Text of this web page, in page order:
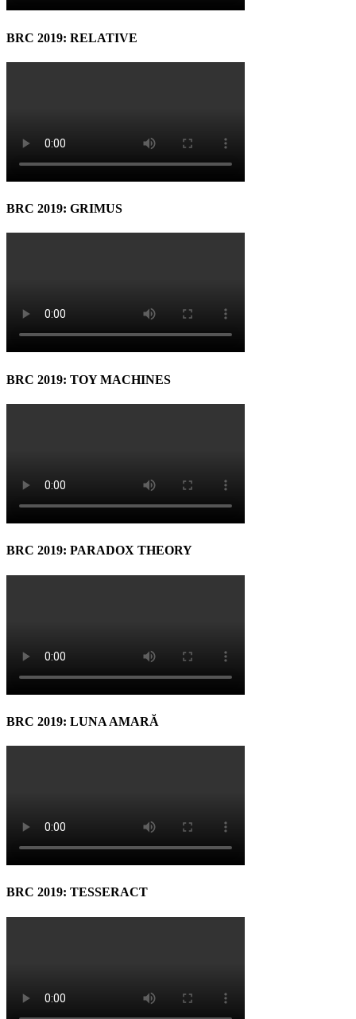
BRC 2019: RELATIVE
BRC 2019: GRIMUS
BRC 2019: TOY MACHINES
BRC 2019: PARADOX THEORY
BRC 2019: LUNA AMARĂ
BRC 2019: TESSERACT